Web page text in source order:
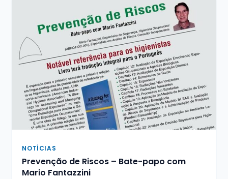
NOTÍCIAS
Prevenção de Riscos – Bate-papo com
Mario Fantazzini